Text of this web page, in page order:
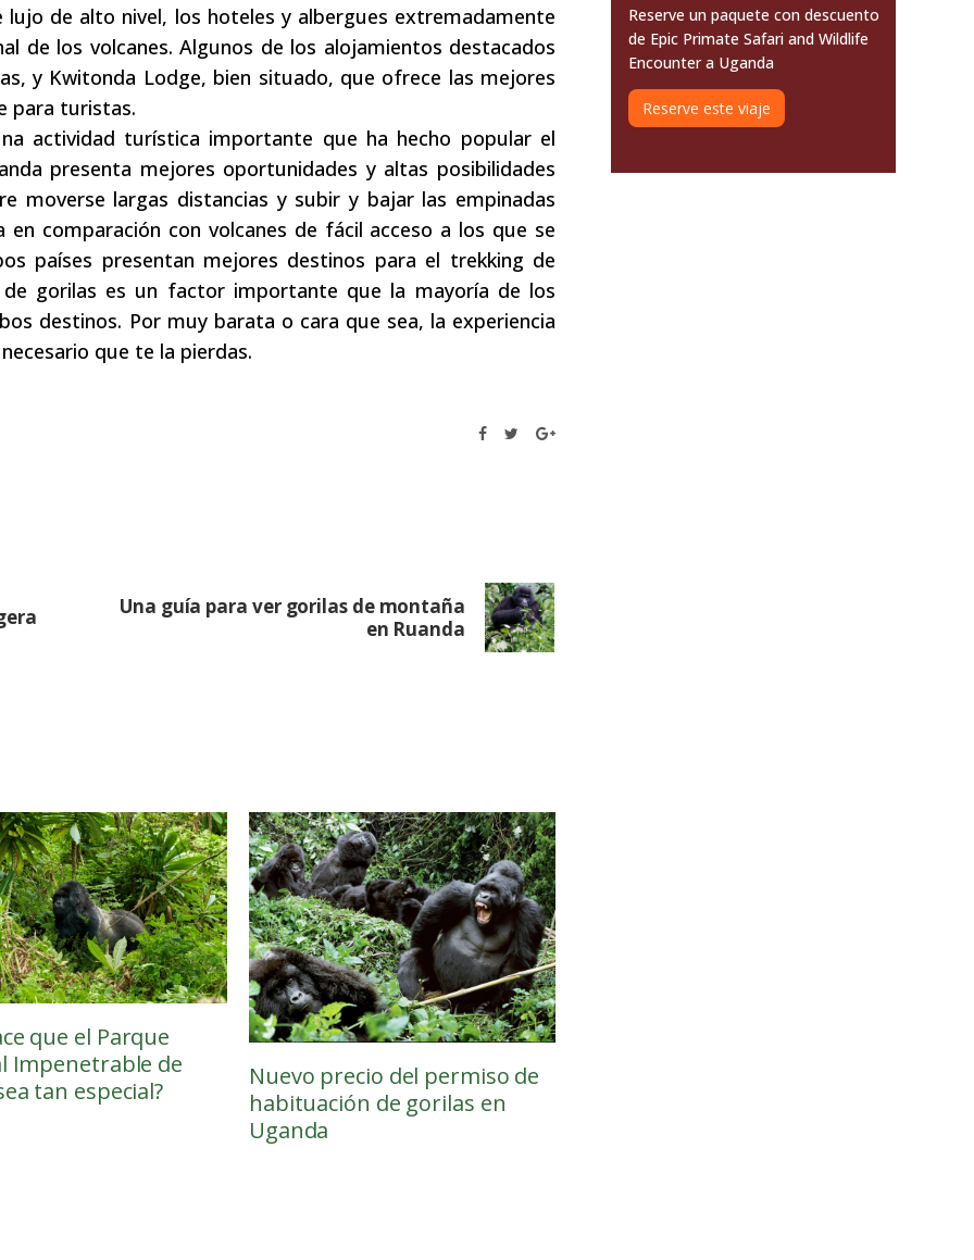
lujo de alto nivel, los hoteles y albergues extremadamente
de los volcanes. Algunos de los alojamientos destacados
y Kwitonda Lodge, bien situado, que ofrece las mejores
para turistas.
actividad turística importante que ha hecho popular el
presenta mejores oportunidades y altas posibilidades
moverse largas distancias y subir y bajar las empinadas
comparación con volcanes de fácil acceso a los que se
países presentan mejores destinos para el trekking de
gorilas es un factor importante que la mayoría de los
destinos. Por muy barata o cara que sea, la experiencia
que te la pierdas.
Una guía para ver gorilas de montaña
en Ruanda
que el Parque
Impenetrable de
tan especial?
Nuevo precio del permiso de
habituación de gorilas en
Uganda
Reserve un paquete con descuento
de Epic Primate Safari and Wildlife
Encounter a Uganda
Reserve este viaje